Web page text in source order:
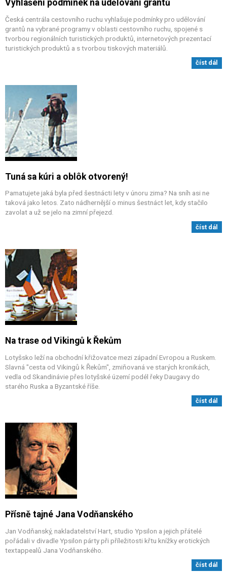
Vyhlášení podmínek na udělování grantů
Česká centrála cestovního ruchu vyhlašuje podmínky pro udělování
grantů na vybrané programy v oblasti cestovního ruchu, spojené s
tvorbou regionálních turistických produktů, internetových prezentací
turistických produktů a s tvorbou tiskových materiálů.
číst dál
Tuná sa kúri a oblôk otvorený!
Pamatujete jaká byla před šestnácti lety v únoru zima? Na sníh asi ne
taková jako letos. Zato nádhernější o minus šestnáct let, kdy stačilo
zavolat a už se jelo na zimní přejezd.
číst dál
Na trase od Vikingů k Řekům
Lotyšsko leží na obchodní křižovatce mezi západní Evropou a Ruskem.
Slavná "cesta od Vikingů k Řekům", zmiňovaná ve starých kronikách,
vedla od Skandinávie přes lotyšské území podél řeky Daugavy do
starého Ruska a Byzantské říše.
číst dál
Přísně tajné Jana Vodňanského
Jan Vodňanský, nakladatelství Hart, studio Ypsilon a jejich přátelé
pořádali v divadle Ypsilon párty při příležitosti křtu knížky erotických
textappealů Jana Vodňanského.
číst dál